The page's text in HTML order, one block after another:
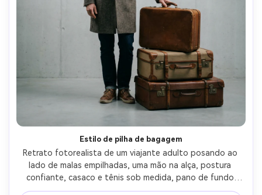
Estilo de pilha de bagagem
Retrato fotorealista de um viajante adulto posando ao
lado de malas empilhadas, uma mão na alça, postura
confiante, casaco e tênis sob medida, pano de fundo
limpo da parede do terminal, iluminação suave e uniforme